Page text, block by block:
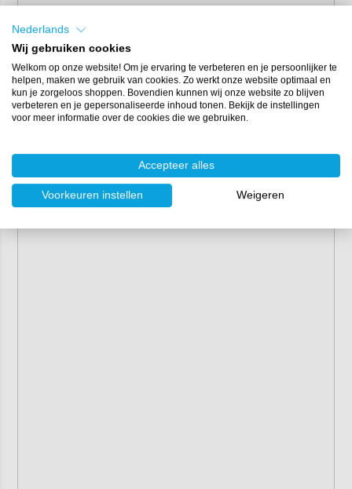
Nederlands
Wij gebruiken cookies
Welkom op onze website! Om je ervaring te verbeteren en je persoonlijker te
helpen, maken we gebruik van cookies. Zo werkt onze website optimaal en
kun je zorgeloos shoppen. Bovendien kunnen wij onze website zo blijven
verbeteren en je gepersonaliseerde inhoud tonen. Bekijk de instellingen
voor meer informatie over de cookies die we gebruiken.
Accepteer alles
Voorkeuren instellen Weigeren